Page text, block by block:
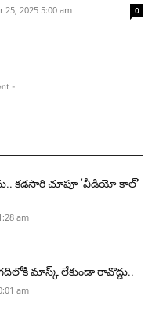
25, 2025 5:00 am 0
-
కడసారి చూపూ ‘వీడియో కాల్’
am
గదిలోకి మాస్క్ లేకుండా రావొద్దు..
am